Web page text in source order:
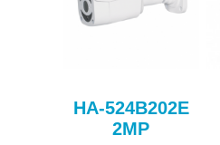
HA-524B202E
2MP